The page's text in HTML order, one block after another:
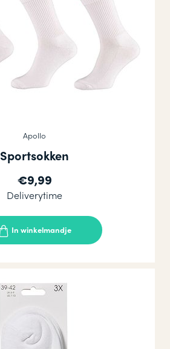
Apollo
Sportsokken
€9,99
Deliverytime
In winkelmandje